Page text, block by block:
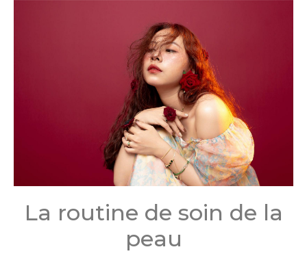
La routine de soin de la
peau